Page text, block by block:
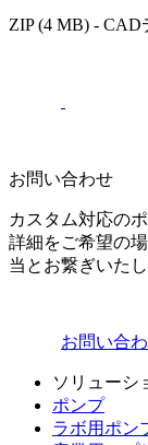
ZIP (4 MB) - CAD
お問い合わせ
カスタム対応の
詳細をご希望の
当とお繋ぎいた
お問い合
ソリューシ
ポンプ
ラボ用ポン